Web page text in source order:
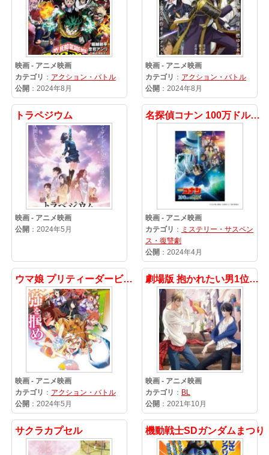
映画 - アニメ映画
カテゴリ ： アクション・バトル
公開 ：2024年8月
映画 - アニメ映画
カテゴリ ： アクション・バトル
公開 ：2024年8月
トラペジウム
映画 - アニメ映画
公開 ：2024年5月
名探偵コナン 100万ドルの五稜星（みちしるべ）
映画 - アニメ映画
カテゴリ ： ミステリー・サスペン
ス・復讐劇
公開 ：2024年4月
ウマ娘 プリティーダービー 新時代の扉
映画 - アニメ映画
カテゴリ ： アクション・バトル
公開 ：2024年5月
劇場版 抱かれたい男1位に脅されています。～スペイン編～
映画 - アニメ映画
カテゴリ ： BL
公開 ：2021年10月
サクラカプセル 機動戦士SDガンダムまつり